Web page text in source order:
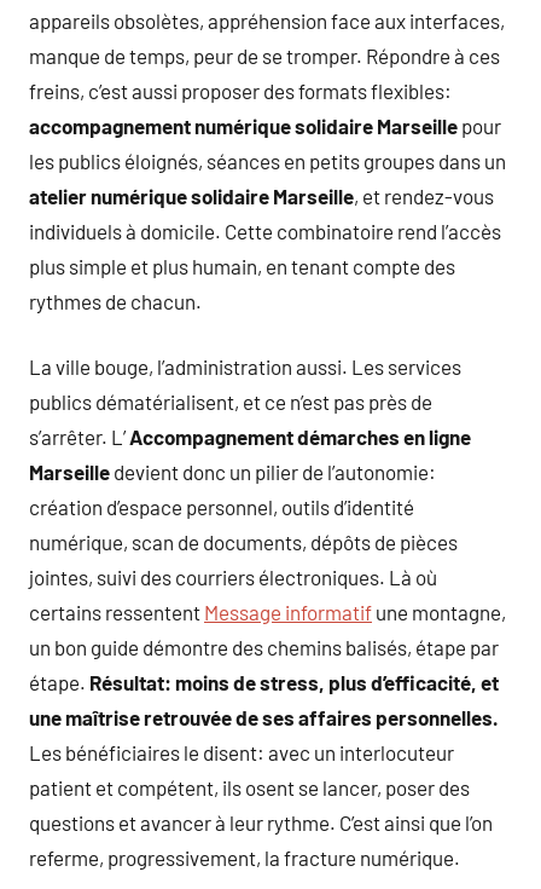
appareils obsolètes, appréhension face aux interfaces,
manque de temps, peur de se tromper. Répondre à ces
freins, c’est aussi proposer des formats flexibles:
accompagnement numérique solidaire Marseille pour
les publics éloignés, séances en petits groupes dans un
atelier numérique solidaire Marseille, et rendez-vous
individuels à domicile. Cette combinatoire rend l’accès
plus simple et plus humain, en tenant compte des
rythmes de chacun.
La ville bouge, l’administration aussi. Les services
publics dématérialisent, et ce n’est pas près de
s’arrêter. L’Accompagnement démarches en ligne
Marseille devient donc un pilier de l’autonomie:
création d’espace personnel, outils d’identité
numérique, scan de documents, dépôts de pièces
jointes, suivi des courriers électroniques. Là où
certains ressentent Message informatif une montagne,
un bon guide démontre des chemins balisés, étape par
étape. Résultat: moins de stress, plus d’efficacité, et
une maîtrise retrouvée de ses affaires personnelles.
Les bénéficiaires le disent: avec un interlocuteur
patient et compétent, ils osent se lancer, poser des
questions et avancer à leur rythme. C’est ainsi que l’on
referme, progressivement, la fracture numérique.